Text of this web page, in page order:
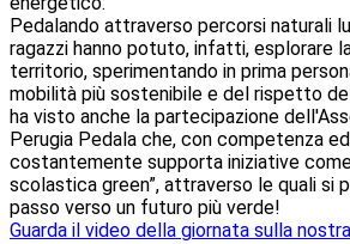
Pedalando attraverso percorsi naturali
ragazzi hanno potuto, infatti, esplorare
territorio, sperimentando in prima
mobilità più sostenibile e del rispetto
ha visto anche la partecipazione
Perugia Pedala che, con competenza
costantemente supporta iniziative
scolastica green”, attraverso le quali si
passo verso un futuro più verde!
Guarda il video della giornata sulla